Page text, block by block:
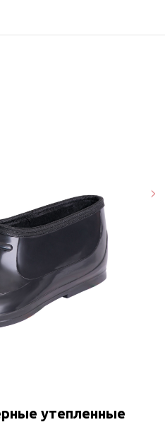
утепленные